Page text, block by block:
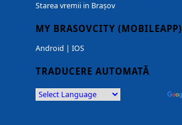
Starea vremii in Brașov
MY BRASOVCITY (MOBILEAPP)
Android | IOS
TRADUCERE AUTOMATĂ